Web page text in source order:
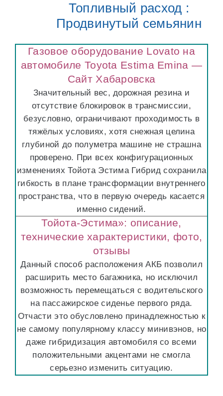
Топливный расход :
Продвинутый семьянин
Газовое оборудование Lovato на
автомобиле Toyota Estima Emina —
Сайт Хабаровска
Значительный вес, дорожная резина и
отсутствие блокировок в трансмиссии,
безусловно, ограничивают проходимость в
тяжёлых условиях, хотя снежная целина
глубиной до полуметра машине не страшна
проверено. При всех конфигурационных
изменениях Тойота Эстима Гибрид сохранила
гибкость в плане трансформации внутреннего
пространства, что в первую очередь касается
именно сидений.
Тойота-Эстима»: описание,
технические характеристики, фото,
отзывы
Данный способ расположения АКБ позволил
расширить место багажника, но исключил
возможность перемещаться с водительского
на пассажирское сиденье первого ряда.
Отчасти это обусловлено принадлежностью к
не самому популярному классу минивэнов, но
даже гибридизация автомобиля со всеми
положительными акцентами не смогла
серьезно изменить ситуацию.